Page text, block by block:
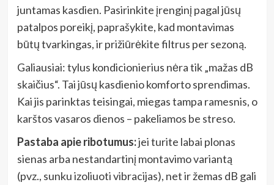
juntamas kasdien. Pasirinkite įrenginį pagal jūsų
patalpos poreikį, paprašykite, kad montavimas
būtų tvarkingas, ir prižiūrėkite filtrus per sezoną.
Galiausiai: tylus kondicionierius nėra tik „mažas dB
skaičius“. Tai jūsų kasdienio komforto sprendimas.
Kai jis parinktas teisingai, miegas tampa ramesnis, o
karštos vasaros dienos – pakeliamos be streso.
Pastaba apie ribotumus:jei turite labai plonas
sienas arba nestandartinį montavimo variantą
(pvz., sunku izoliuoti vibracijas), net ir žemas dB gali